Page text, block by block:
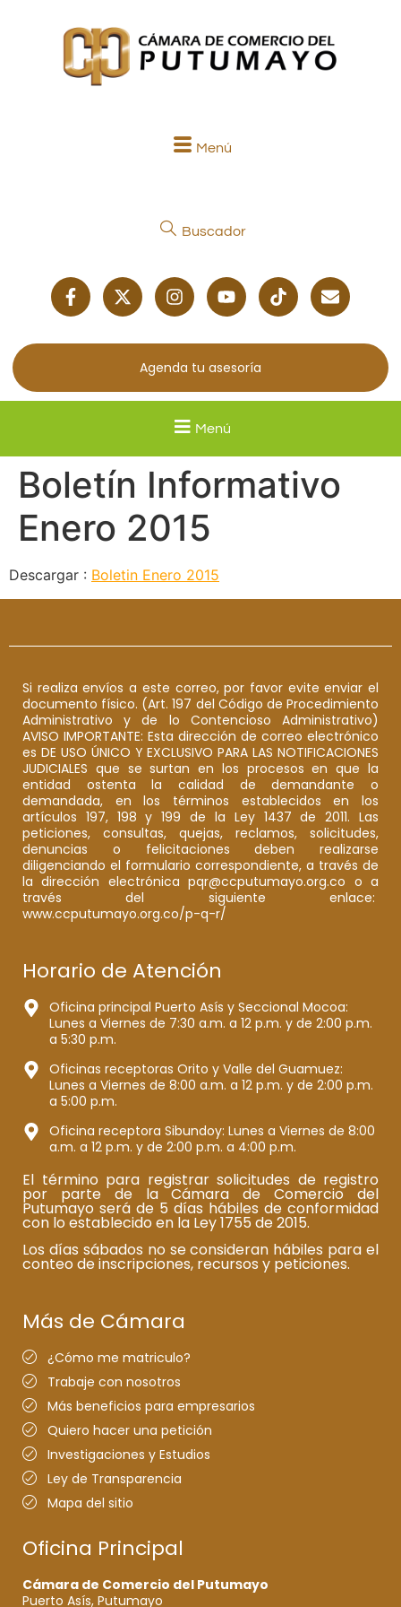
Menú
Buscador
Agenda tu asesoría
Menú
Boletín Informativo
Enero 2015
Descargar : Boletin Enero 2015
Si realiza envíos a este correo, por favor evite enviar el
documento físico. (Art. 197 del Código de Procedimiento
Administrativo y de lo Contencioso Administrativo)
AVISO IMPORTANTE: Esta dirección de correo electrónico
es DE USO ÚNICO Y EXCLUSIVO PARA LAS NOTIFICACIONES
JUDICIALES que se surtan en los procesos en que la
entidad ostenta la calidad de demandante o
demandada, en los términos establecidos en los
artículos 197, 198 y 199 de la Ley 1437 de 2011. Las
peticiones, consultas, quejas, reclamos, solicitudes,
denuncias o felicitaciones deben realizarse
diligenciando el formulario correspondiente, a través de
la dirección electrónica pqr@ccputumayo.org.co o a
través del siguiente enlace:
www.ccputumayo.org.co/p-q-r/
Horario de Atención
Oficina principal Puerto Asís y Seccional Mocoa:
Lunes a Viernes de 7:30 a.m. a 12 p.m. y de 2:00 p.m.
a 5:30 p.m.
Oficinas receptoras Orito y Valle del Guamuez:
Lunes a Viernes de 8:00 a.m. a 12 p.m. y de 2:00 p.m.
a 5:00 p.m.
Oficina receptora Sibundoy: Lunes a Viernes de 8:00
a.m. a 12 p.m. y de 2:00 p.m. a 4:00 p.m.
El término para registrar solicitudes de registro
por parte de la Cámara de Comercio del
Putumayo será de 5 días hábiles de conformidad
con lo establecido en la Ley 1755 de 2015.
Los días sábados no se consideran hábiles para el
conteo de inscripciones, recursos y peticiones.
Más de Cámara
¿Cómo me matriculo?
Trabaje con nosotros
Más beneficios para empresarios
Quiero hacer una petición
Investigaciones y Estudios
Ley de Transparencia
Mapa del sitio
Oficina Principal
Cámara de Comercio del Putumayo
Puerto Asís, Putumayo